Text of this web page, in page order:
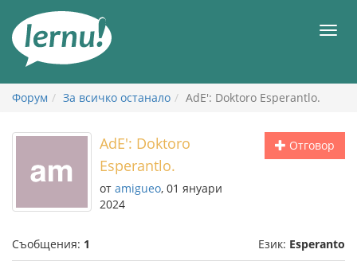
съдържанието
Форум За всичко останало AdE': Doktoro Esperantlo.
Отговор
AdE': Doktoro
Esperantlo.
от amigueo, 01 януари
2024
Съобщения: 1 Език: Esperanto